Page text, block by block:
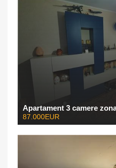
Apartament 3 camere
87.000EUR